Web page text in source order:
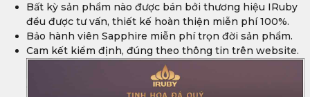
Bất kỳ sản phẩm nào được bán bởi thương hiệu IRuby
đều được tư vấn, thiết kế hoàn thiện miễn phí 100%.
Bảo hành viên Sapphire miễn phí trọn đời sản phẩm.
Cam kết kiểm định, đúng theo thông tin trên website.